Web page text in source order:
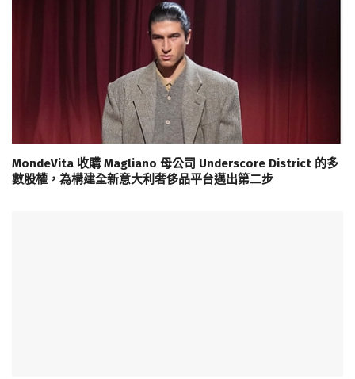
MondeVita 收購 Magliano 母公司 Underscore District 的多
數股權，為構建全新意大利奢侈品平台邁出第二步